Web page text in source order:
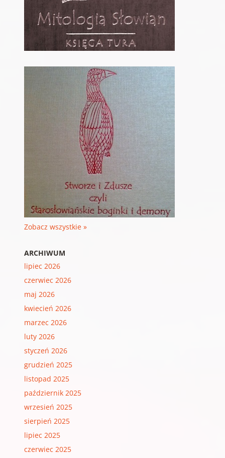
Zobacz wszystkie »
ARCHIWUM
lipiec 2026
czerwiec 2026
maj 2026
kwiecień 2026
marzec 2026
luty 2026
styczeń 2026
grudzień 2025
listopad 2025
październik 2025
wrzesień 2025
sierpień 2025
lipiec 2025
czerwiec 2025